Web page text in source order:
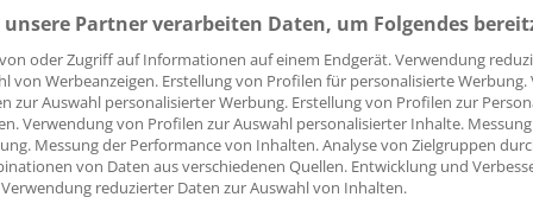
Operationen (BJUI online 24. August 2011 ). Inzwischen
Patienten aus über 40 urologischen Kliniken (
sind für die Qualitätssicherung wichtig, außerdem für
gibt es viele Therapien, etwa offene und
Prostatakapsel-Entfernung, äußere Radiatio, innere
Partner verarbeiten Daten, um Folgendes
oder Zugriff auf Informationen auf einem Endgerät. Verwendung
von Werbeanzeigen. Erstellung von Profilen für personalisierte
zur Auswahl personalisierter Werbung. Erstellung von Profilen zur
Verwendung von Profilen zur Auswahl personalisierter Inhalte.
Messung der Performance von Inhalten. Analyse von Zielgruppen
von Daten aus verschiedenen Quellen. Entwicklung und
reduzierter Daten zur Auswahl von Inhalten.